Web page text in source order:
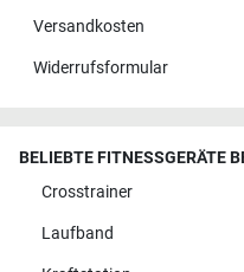
Versandkosten
Widerrufsformular
BELIEBTE FITNESSGERÄTE
Crosstrainer
Laufband